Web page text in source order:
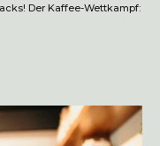
Der Kaffee-Wettkampf: